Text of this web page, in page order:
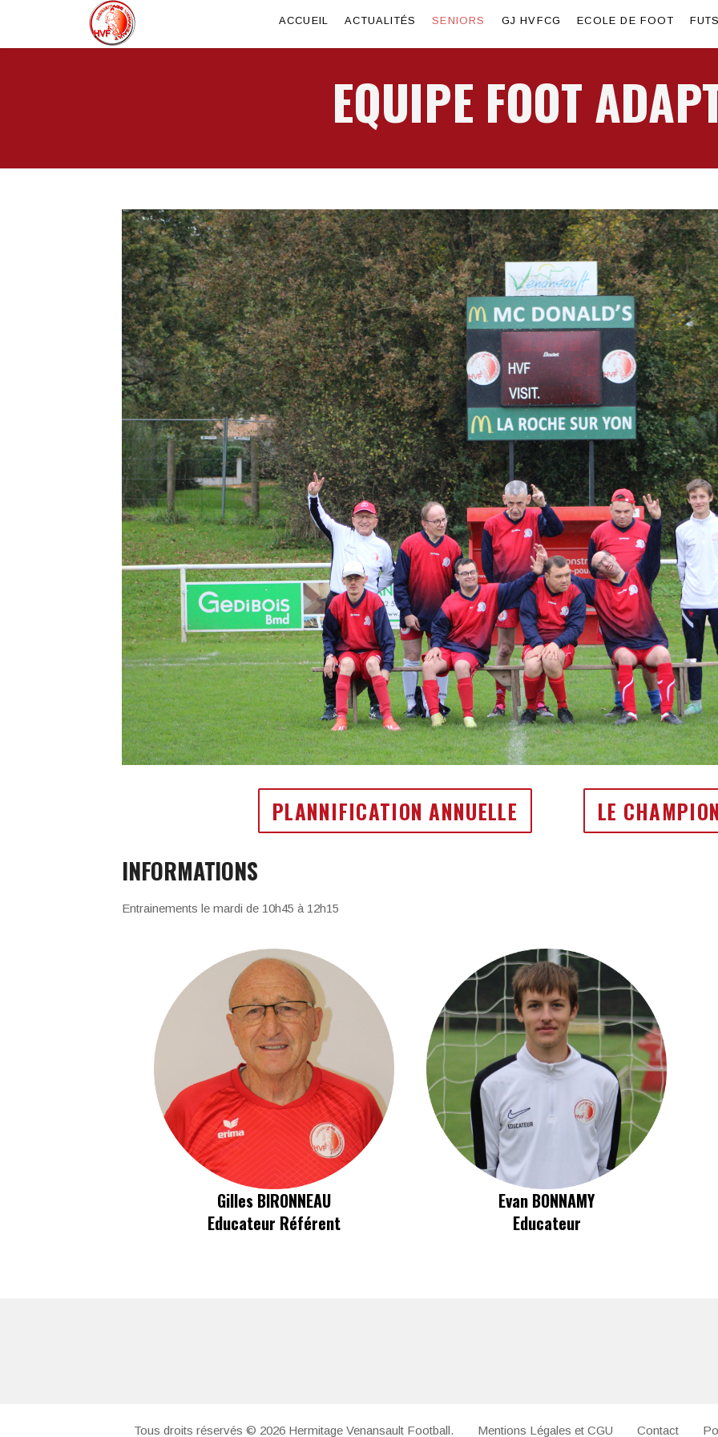
ACCUEIL ACTUALITÉS SENIORS GJ HVFCG ECOLE DE FOOT
EQUIPE FOOT
PLANNIFICATION ANNUELLE LE
INFORMATIONS
Entrainements le mardi de 10h45 à 12h15
Gilles BIRONNEAU
Educateur Référent
Evan BONNAMY
Educateur
Tous droits réservés © 2026 Hermitage Venansault Football. Mentions Légales et CGU Contact